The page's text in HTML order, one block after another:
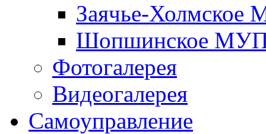
Заячье-
Шопшинское
Фотогалерея
Видеогалерея
Самоуправление